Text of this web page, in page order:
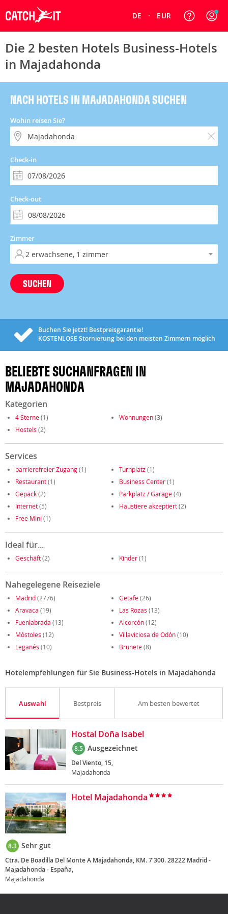
DE EUR
Die 2 besten Hotels Business-Hotels
in Majadahonda
NACH HOTELS IN MAJADAHONDA SUCHEN
Wohin reisen Sie?
Check-in
Check-out
Zimmer
SUCHEN
Buchen Sie jetzt! Bestpreisgarantie!
KOSTENLOSE Stornierung bei den meisten Zimmern möglich
BELIEBTE SUCHANFRAGEN IN
MAJADAHONDA
Kategorien
4 Sterne(1) Wohnungen(3)
Hostels (2)
Services
barrierefreier Zugang(1) Turnplatz (1)
Restaurant(1) Business Center(1)
Gepäck(2) Parkplatz / Garage(4)
Internet(5) Haustiere akzeptiert(2)
Free Mini (1)
Ideal für...
Geschäft(2) Kinder(1)
Nahegelegene Reiseziele
Madrid(2776) Getafe(26)
Aravaca (19) Las Rozas (13)
Fuenlabrada (13) Alcorcón(12)
Móstoles (12) Villaviciosa de Odón(10)
Leganés (10) Brunete(8)
Hotelempfehlungen für Sie Business-Hotels in Majadahonda
Auswahl Bestpreis Am besten bewertet
Hostal Doña Isabel
8.5 Ausgezeichnet
Del Viento, 15,
Majadahonda
Hotel Majadahonda
8.3 Sehr gut
Ctra. De Boadilla Del Monte A Majadahonda, KM. 7'300. 28222 Madrid -
Majadahonda - España,
Majadahonda